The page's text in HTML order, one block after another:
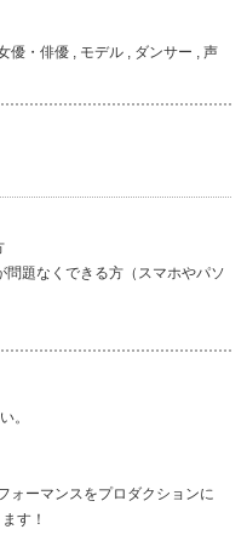
優・俳優 , モデル , ダンサー , 声
題なくできる方（スマホやパソ
。
ォーマンスをプロダクションに
す！